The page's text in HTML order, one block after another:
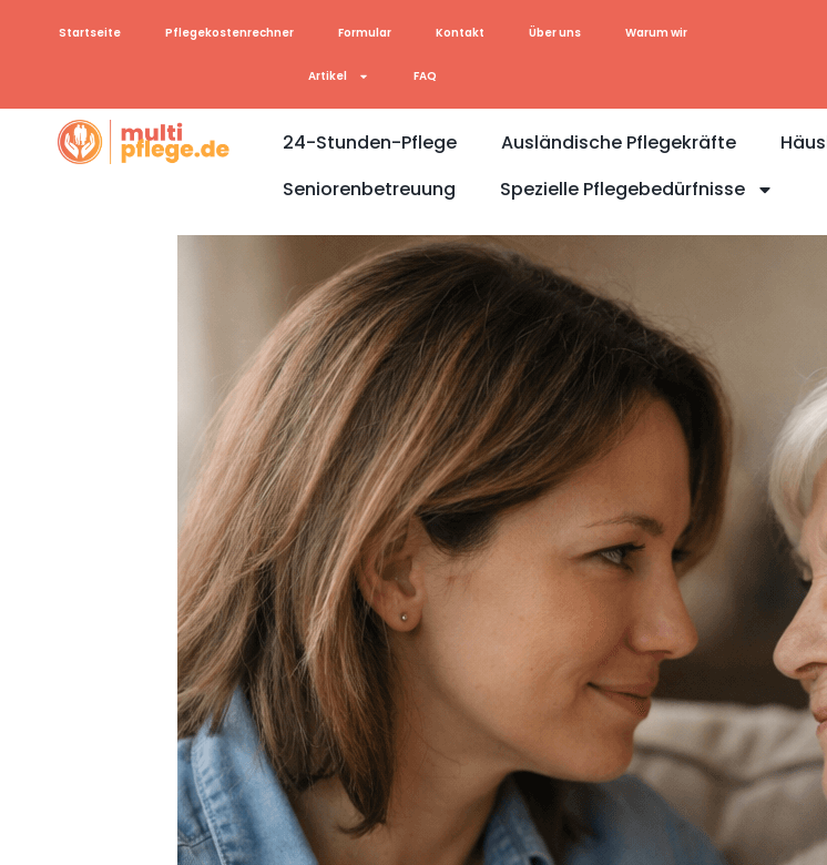
Startseite Pflegekostenrechner Formular Kontakt Über uns Warum wir
Artikel FAQ
24-Stunden-Pflege Ausländische Pflegekräfte
Seniorenbetreuung
Spezielle Pflegebedürfnisse